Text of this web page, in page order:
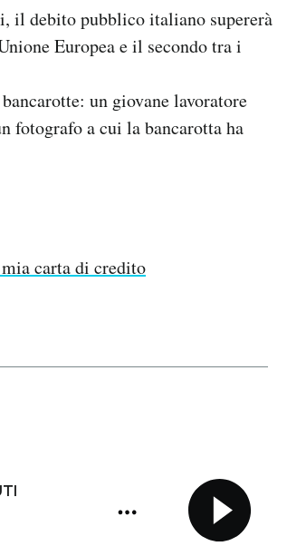
il debito pubblico italiano supererà
Europea e il secondo tra i
un giovane lavoratore
fotografo a cui la bancarotta ha
carta di credito